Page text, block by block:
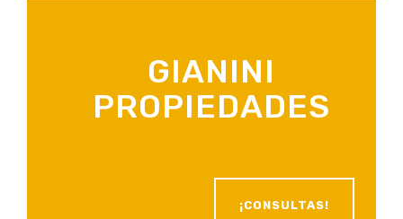
GIANINI
PROPIEDADES
¡CONSULTAS!